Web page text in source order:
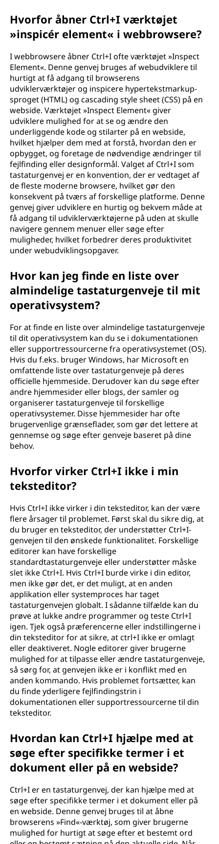
Hvorfor åbner Ctrl+I værktøjet
»inspicér element« i webbrowsere?
I webbrowsere åbner Ctrl+I ofte værktøjet »Inspect
Element«. Denne genvej bruges af webudviklere til
hurtigt at få adgang til browserens
udviklerværktøjer og inspicere hypertekstmarkup-
sproget (HTML) og cascading style sheet (CSS) på en
webside. Værktøjet »Inspect Element« giver
udviklere mulighed for at se og ændre den
underliggende kode og stilarter på en webside,
hvilket hjælper dem med at forstå, hvordan den er
opbygget, og foretage de nødvendige ændringer til
fejlfinding eller designformål. Valget af Ctrl+I som
tastaturgenvej er en konvention, der er vedtaget af
de fleste moderne browsere, hvilket gør den
konsekvent på tværs af forskellige platforme. Denne
genvej giver udviklere en hurtig og bekvem måde at
få adgang til udviklerværktøjerne på uden at skulle
navigere gennem menuer eller søge efter
muligheder, hvilket forbedrer deres produktivitet
under webudviklingsopgaver.
Hvor kan jeg finde en liste over
almindelige tastaturgenveje til mit
operativsystem?
For at finde en liste over almindelige tastaturgenveje
til dit operativsystem kan du se i dokumentationen
eller supportressourcerne fra operativsystemet (OS).
Hvis du f.eks. bruger Windows, har Microsoft en
omfattende liste over tastaturgenveje på deres
officielle hjemmeside. Derudover kan du søge efter
andre hjemmesider eller blogs, der samler og
organiserer tastaturgenveje til forskellige
operativsystemer. Disse hjemmesider har ofte
brugervenlige grænseflader, som gør det lettere at
gennemse og søge efter genveje baseret på dine
behov.
Hvorfor virker Ctrl+I ikke i min
teksteditor?
Hvis Ctrl+I ikke virker i din teksteditor, kan der være
flere årsager til problemet. Først skal du sikre dig, at
du bruger en teksteditor, der understøtter Ctrl+I-
genvejen til den ønskede funktionalitet. Forskellige
editorer kan have forskellige
standardtastaturgenveje eller understøtter måske
slet ikke Ctrl+I. Hvis Ctrl+I burde virke i din editor,
men ikke gør det, er det muligt, at en anden
applikation eller systemproces har taget
tastaturgenvejen globalt. I sådanne tilfælde kan du
prøve at lukke andre programmer og teste Ctrl+I
igen. Tjek også præferencerne eller indstillingerne i
din teksteditor for at sikre, at ctrl+I ikke er omlagt
eller deaktiveret. Nogle editorer giver brugerne
mulighed for at tilpasse eller ændre tastaturgenveje,
så sørg for, at genvejen ikke er i konflikt med en
anden kommando. Hvis problemet fortsætter, kan
du finde yderligere fejlfindingstrin i
dokumentationen eller supportressourcerne til din
teksteditor.
Hvordan kan Ctrl+I hjælpe med at
søge efter specifikke termer i et
dokument eller på en webside?
Ctrl+I er en tastaturgenvej, der kan hjælpe med at
søge efter specifikke termer i et dokument eller på
en webside. Denne genvej bruges til at åbne
browserens »Find«-værktøj, som giver brugerne
mulighed for hurtigt at søge efter et bestemt ord